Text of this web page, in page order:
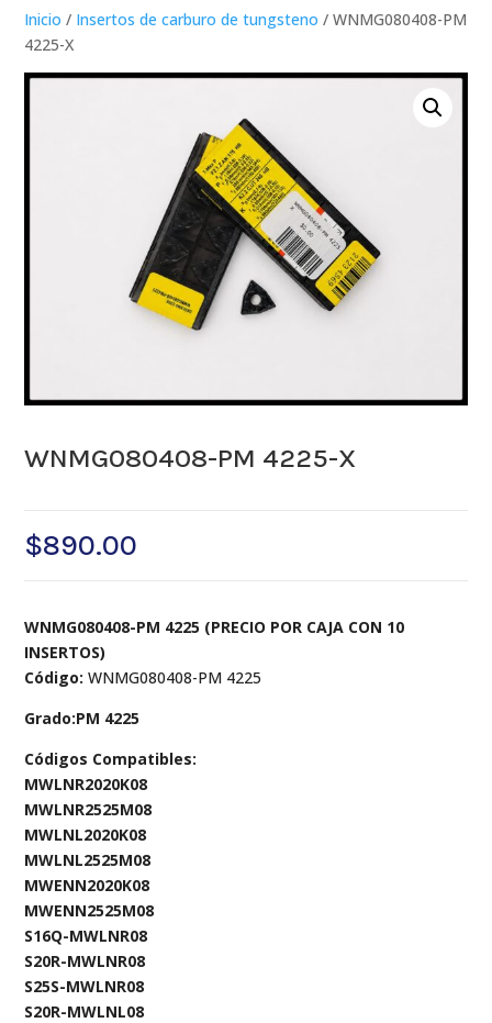
Inicio / Insertos de carburo de tungsteno / WNMG080408-PM
4225-X
WNMG080408-PM 4225-X
$890.00
WNMG080408-PM 4225 (PRECIO POR CAJA CON 10
INSERTOS)
Código: WNMG080408-PM 4225
Grado:PM 4225
Códigos Compatibles:
MWLNR2020K08
MWLNR2525M08
MWLNL2020K08
MWLNL2525M08
MWENN2020K08
MWENN2525M08
S16Q-MWLNR08
S20R-MWLNR08
S25S-MWLNR08
S20R-MWLNL08